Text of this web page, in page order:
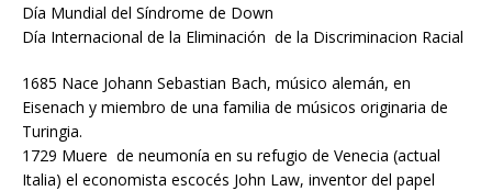
Día Mundial del Síndrome de Down
Día Internacional de la Eliminación de la Discriminacion Racial
1685 Nace Johann Sebastian Bach, músico alemán, en
Eisenach y miembro de una familia de músicos originaria de
Turingia.
1729 Muere de neumonía en su refugio de Venecia (actual
Italia) el economista escocés John Law, inventor del papel